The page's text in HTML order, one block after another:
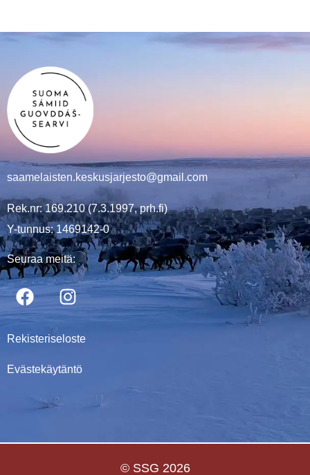
saamelaisten.keskusjarjesto@gmail.com
Rek.nr: 169.210 (7.3.1997, prh.fi)
Y-tunnus: 1469142-0
Seuraa meitä:
Rekisteriseloste
Evästekäytäntö
© SSG 2026